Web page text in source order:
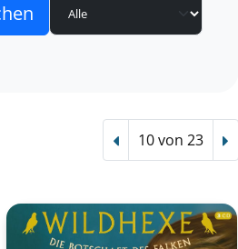
Vorheriger Treffer
10 von 23